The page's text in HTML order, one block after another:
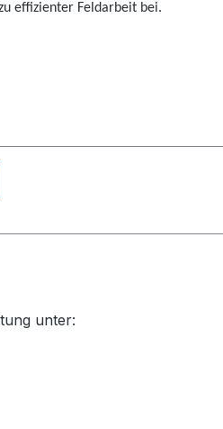
effizienter Feldarbeit bei.
unter: